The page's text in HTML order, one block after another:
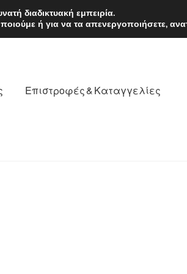
Δευτέρα-Παρ.
Επιστροφές & Καταγγελίες
διαδικτυακή εμπειρία.
ή για να τα απενεργοποιήσετε,